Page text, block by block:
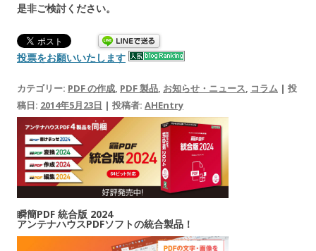
是非ご検討ください。
投票をお願いいたします
カテゴリー: PDF の作成, PDF 製品, お知らせ・ニュース, コラム | 投
稿日: 2014年5月23日 | 投稿者: AHEntry
瞬簡PDF 統合版 2024
アンテナハウスPDFソフトの統合製品！